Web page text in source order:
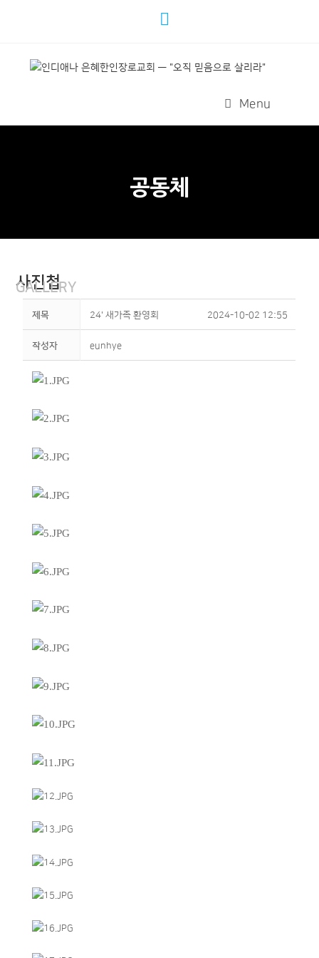
Menu
공동체
사진첩
GALLERY
제목 24' 새가족 환영회 2024-10-02 12:55
작성자 eunhye